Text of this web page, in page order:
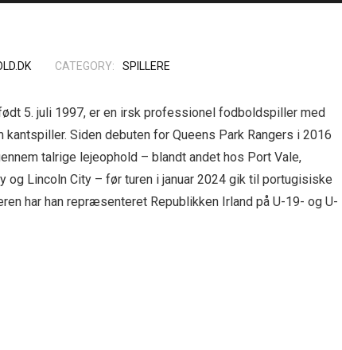
CATEGORY: SPILLERE
5. juli 1997, er en irsk professionel fodboldspiller med
Siden debuten for Queens Park Rangers i 2016
talrige lejeophold – blandt andet hos Port Vale,
og Lincoln City – før turen i januar 2024 gik til portugisiske
har han repræsenteret Republikken Irland på U-19- og U-